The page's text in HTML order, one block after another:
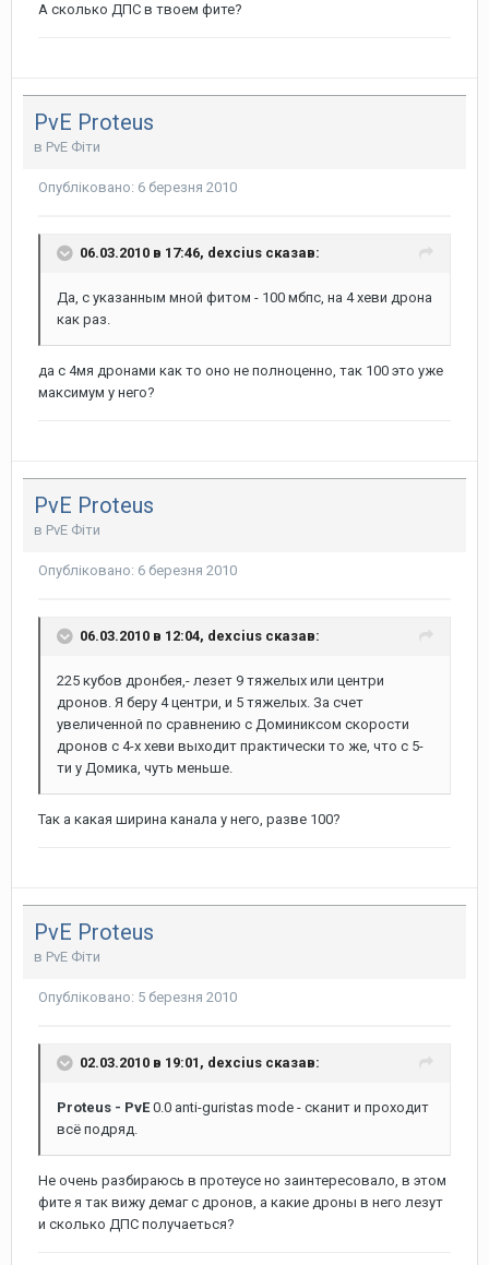
А сколько ДПС в твоем фите?
PvE Proteus
в PvE Фіти
Опубліковано: 6 березня 2010
06.03.2010 в 17:46, dexcius сказав:
Да, с указанным мной фитом - 100 мбпс, на 4 хеви дрона
как раз.
да с 4мя дронами как то оно не полноценно, так 100 это уже
максимум у него?
PvE Proteus
в PvE Фіти
Опубліковано: 6 березня 2010
06.03.2010 в 12:04, dexcius сказав:
225 кубов дронбея,- лезет 9 тяжелых или центри
дронов. Я беру 4 центри, и 5 тяжелых. За счет
увеличенной по сравнению с Доминиксом скорости
дронов с 4-х хеви выходит практически то же, что с 5-
ти у Домика, чуть меньше.
Так а какая ширина канала у него, разве 100?
PvE Proteus
в PvE Фіти
Опубліковано: 5 березня 2010
02.03.2010 в 19:01, dexcius сказав:
Proteus - PvE 0.0 anti-guristas mode - сканит и проходит
всё подряд.
Не очень разбираюсь в протеусе но заинтересовало, в этом
фите я так вижу демаг с дронов, а какие дроны в него лезут
и сколько ДПС получаеться?